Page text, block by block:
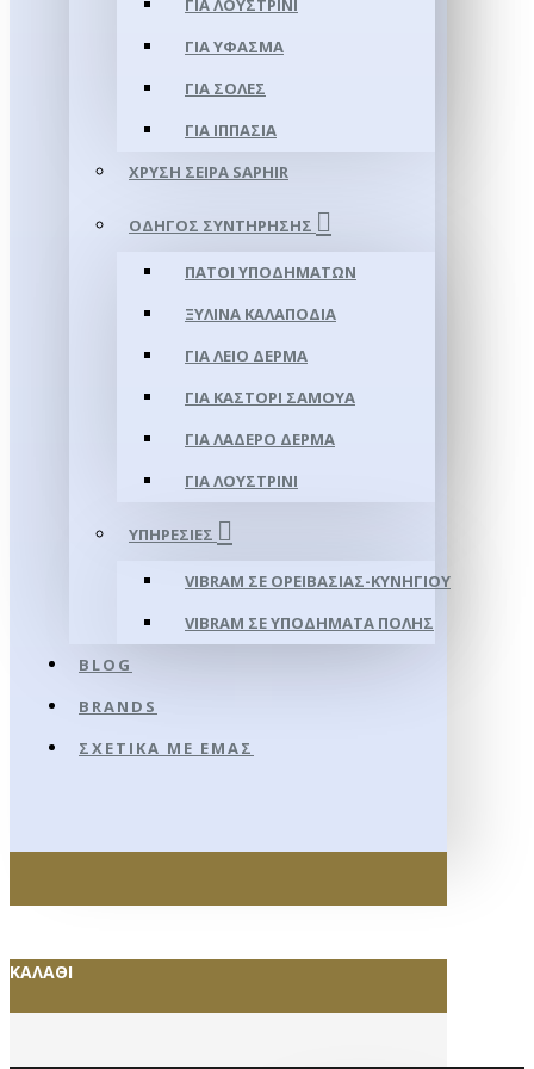
ΓΙΑ ΛΟΥΣΤΡΊΝΙ
ΓΙΑ ΥΦΑΣΜΑ
ΓΙΑ ΣΌΛΕΣ
ΓΙΑ ΙΠΠΑΣΊΑ
ΧΡΥΣΉ ΣΕΙΡΆ SAPHIR
ΟΔΗΓΌΣ ΣΥΝΤΉΡΗΣΗΣ
ΠΆΤΟΙ ΥΠΟΔΗΜΆΤΩΝ
ΞΎΛΙΝΑ ΚΑΛΑΠΌΔΙΑ
ΓΙΑ ΛΕΊΟ ΔΈΡΜΑ
ΓΙΑ ΚΑΣΤΌΡΙ ΣΑΜΟΎΑ
ΓΙΑ ΛΑΔΕΡΌ ΔΈΡΜΑ
ΓΙΑ ΛΟΥΣΤΡΊΝΙ
ΥΠΗΡΕΣΊΕΣ
VIBRAM ΣΕ ΟΡΕΙΒΑΣΊΑΣ-ΚΥΝΗΓΊΟΥ
VIBRAM ΣΕ ΥΠΟΔΉΜΑΤΑ ΠΌΛΗΣ
BLOG
BRANDS
ΣΧΕΤΙΚΆ ΜΕ ΕΜΆΣ
ΚΑΛΆΘΙ